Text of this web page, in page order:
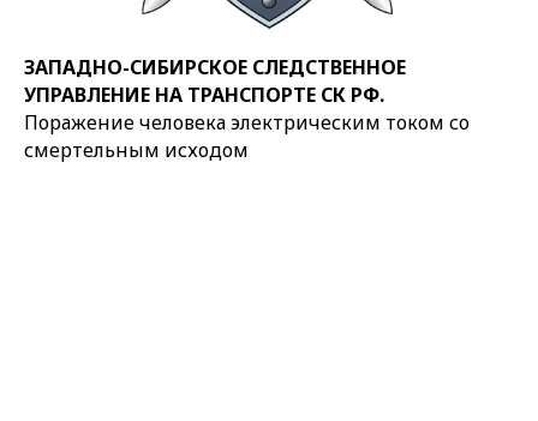
ЗАПАДНО-СИБИРСКОЕ СЛЕДСТВЕННОЕ
УПРАВЛЕНИЕ НА ТРАНСПОРТЕ СК РФ.
Поражение человека электрическим током со
смертельным исходом